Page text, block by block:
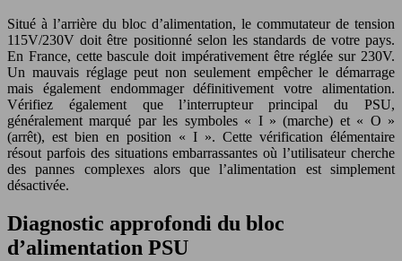
Situé à l’arrière du bloc d’alimentation, le commutateur de tension
115V/230V doit être positionné selon les standards de votre pays.
En France, cette bascule doit impérativement être réglée sur 230V.
Un mauvais réglage peut non seulement empêcher le démarrage
mais également endommager définitivement votre alimentation.
Vérifiez également que l’interrupteur principal du PSU,
généralement marqué par les symboles « I » (marche) et « O »
(arrêt), est bien en position « I ». Cette vérification élémentaire
résout parfois des situations embarrassantes où l’utilisateur cherche
des pannes complexes alors que l’alimentation est simplement
désactivée.
Diagnostic approfondi du bloc
d’alimentation PSU